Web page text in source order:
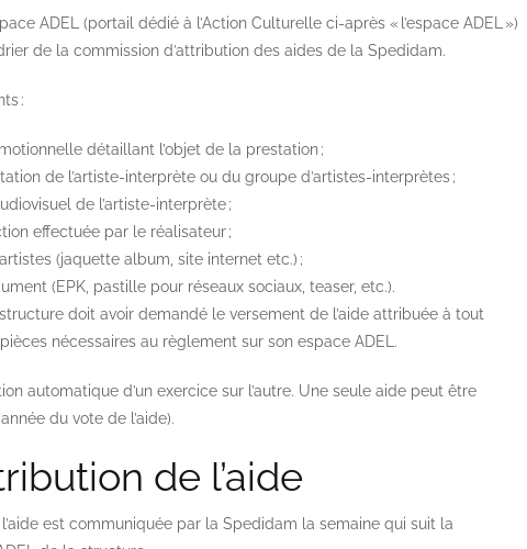
ADEL (portail dédié à l’Action Culturelle ci-après « l’espace ADEL »)
de la commission d’attribution des aides de la Spedidam.
:
détaillant l’objet de la prestation ;
de l’artiste-interprète ou du groupe d’artistes-interprètes ;
de l’artiste-interprète ;
effectuée par le réalisateur ;
(jaquette album, site internet etc.) ;
(EPK, pastille pour réseaux sociaux, teaser, etc.).
doit avoir demandé le versement de l’aide attribuée à tout
nécessaires au règlement sur son espace ADEL.
automatique d’un exercice sur l’autre. Une seule aide peut être
du vote de l’aide).
de l’aide
est communiquée par la Spedidam la semaine qui suit la